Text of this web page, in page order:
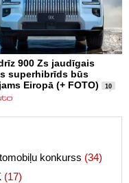
900 Zs jaudīgais
superhibrīds būs
Eiropā (+ FOTO)
10
konkurss (34)
(17)